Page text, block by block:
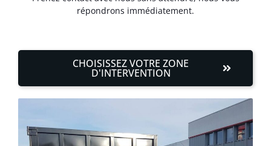
répondrons immédiatement.
CHOISISSEZ VOTRE ZONE
D'INTERVENTION